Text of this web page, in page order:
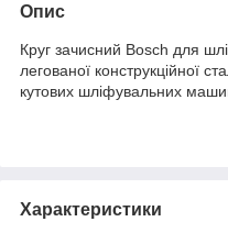
Опис
Круг зачисний Bosch для
легованої конструкційної
кутових шліфувальних
Характеристики